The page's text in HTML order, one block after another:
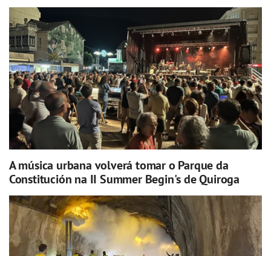
A música urbana volverá tomar o Parque da
Constitución na II Summer Begin's de Quiroga